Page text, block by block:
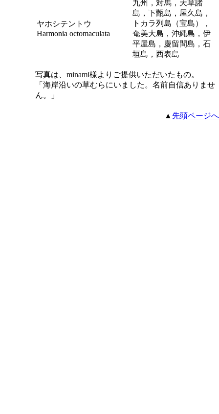
ヤホシテントウ
Harmonia octomaculata
九州，対馬，天草諸
島，下甑島，屋久島，
トカラ列島（宝島），
奄美大島，沖縄島，伊
平屋島，慶留間島，石
垣島，西表島
写真は、minami様よりご提供いただいたもの。
「海岸沿いの草むらにいました。名前自信ありませ
ん。」
▲ 先頭ページへ